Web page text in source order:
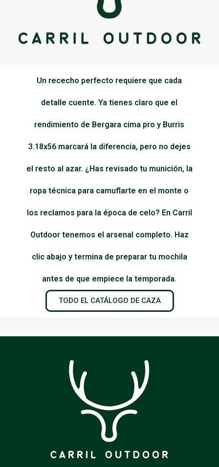
Un rececho perfecto requiere que cada
detalle cuente. Ya tienes claro que el
rendimiento de Bergara cima pro y Burris
3.18x56 marcará la diferencia, pero no dejes
el resto al azar. ¿Has revisado tu munición, la
ropa técnica para camuflarte en el monte o
los reclamos para la época de celo? En Carril
Outdoor tenemos el arsenal completo. Haz
clic abajo y termina de preparar tu mochila
antes de que empiece la temporada.
TODO EL CATÁLOGO DE CAZA